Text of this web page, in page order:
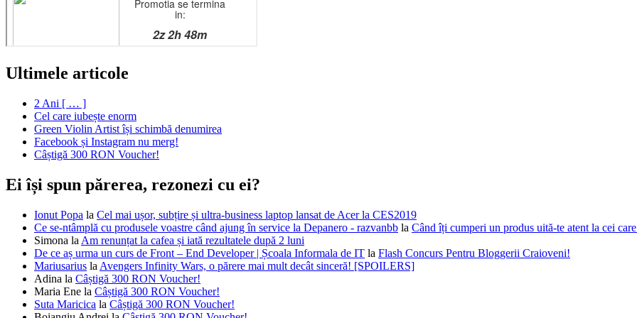
Ultimele articole
2 Ani [ … ]
Cel care iubește enorm
Green Violin Artist își schimbă denumirea
Facebook și Instagram nu merg!
Câștigă 300 RON Voucher!
Ei își spun părerea, rezonezi cu ei?
Ionut Popa la Cel mai ușor, subțire și ultra-business laptop lansat de Acer la CES2019
Ce se-ntâmplă cu produsele voastre când ajung în service la Depanero - razvanbb la Când îți cumperi un produs uită-te atent la cei
Simona la Am renunțat la cafea și iată rezultatele după 2 luni
De ce aș urma un curs de Front – End Developer | Școala Informala de IT la Flash Concurs Pentru Bloggerii Craioveni!
Mariusarius la Avengers Infinity Wars, o părere mai mult decât sinceră! [SPOILERS]
Adina la Câștigă 300 RON Voucher!
Maria Ene la Câștigă 300 RON Voucher!
Suta Maricica la Câștigă 300 RON Voucher!